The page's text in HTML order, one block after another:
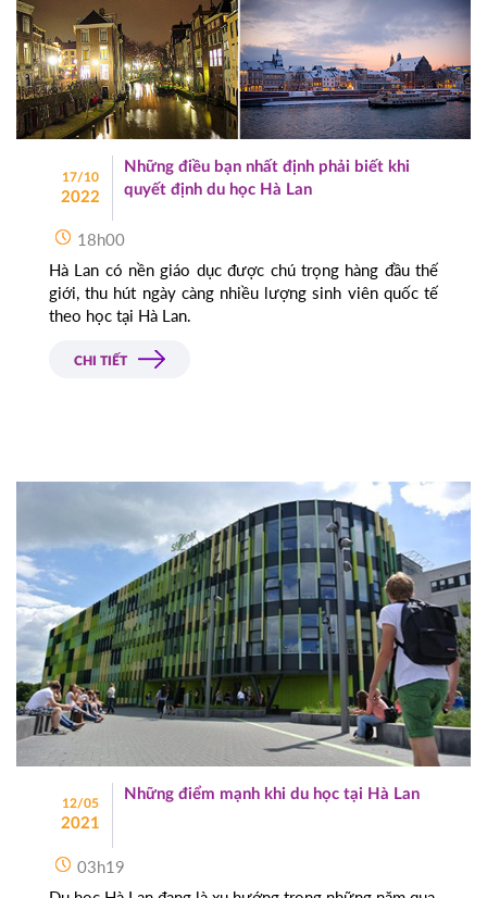
17/10
2022
Những điều bạn nhất định phải biết khi
quyết định du học Hà Lan
18h00
Hà Lan có nền giáo dục được chú trọng hàng đầu thế
giới, thu hút ngày càng nhiều lượng sinh viên quốc tế
theo học tại Hà Lan.
CHI TIẾT
12/05
2021
Những điểm mạnh khi du học tại Hà Lan
03h19